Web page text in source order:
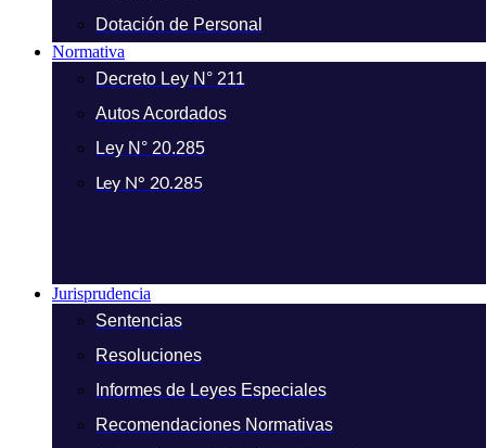
Dotación de Personal
Normativa
Decreto Ley N° 211
Autos Acordados
Ley N° 20.285
Ley N° 20.285
Jurisprudencia
Sentencias
Resoluciones
Informes de Leyes Especiales
Recomendaciones Normativas